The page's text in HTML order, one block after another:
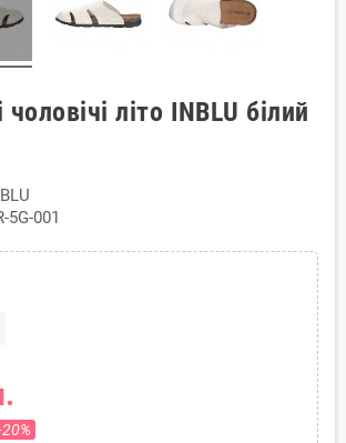
літо INBLU білий
5G-001
20%